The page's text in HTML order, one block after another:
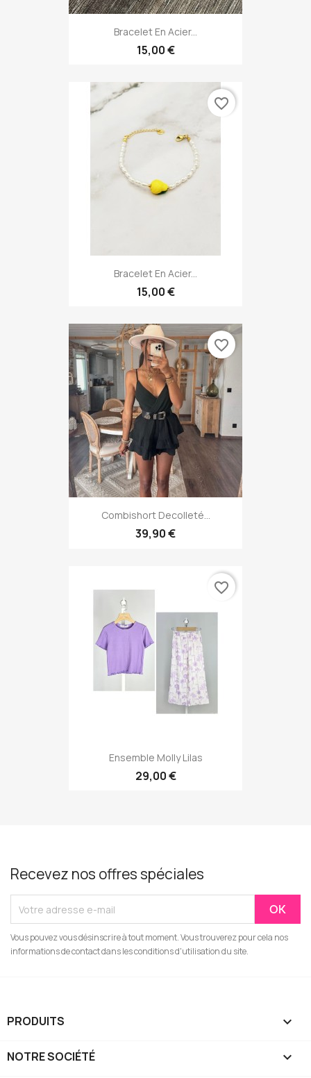
Bracelet En Acier...
15,00 €
Bracelet En Acier...
15,00 €
favorite_border
Combishort Decolleté...
39,90 €
favorite_border
Ensemble Molly Lilas
29,00 €
favorite_border
Recevez nos offres spéciales
Vous pouvez vous désinscrire à tout moment. Vous trouverez pour cela nos
informations de contact dans les conditions d'utilisation du site.
PRODUITS 
NOTRE SOCIÉTÉ 